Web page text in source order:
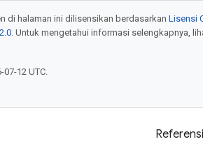
di halaman ini dilisensikan berdasarkan Lisensi
. Untuk mengetahui informasi selengkapnya,
12 UTC.
Referensi